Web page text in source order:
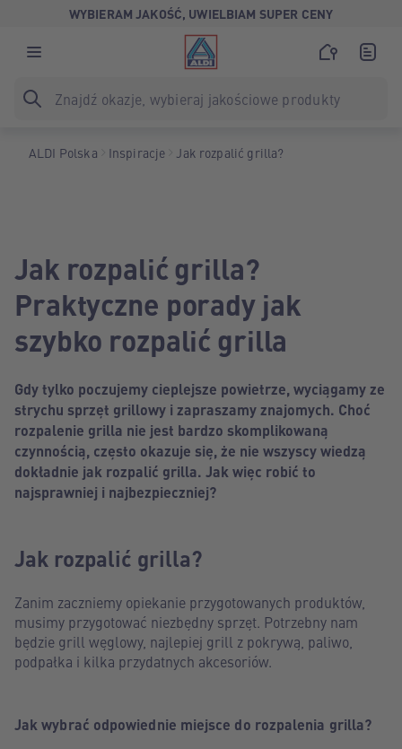
WYBIERAM JAKOŚĆ, UWIELBIAM SUPER CENY
ALDI Polska Inspiracje Jak rozpalić grilla?
Jak rozpalić grilla?
Praktyczne porady jak
szybko rozpalić grilla
Gdy tylko poczujemy cieplejsze powietrze, wyciągamy ze
strychu sprzęt grillowy i zapraszamy znajomych. Choć
rozpalenie grilla nie jest bardzo skomplikowaną
czynnością, często okazuje się, że nie wszyscy wiedzą
dokładnie jak rozpalić grilla. Jak więc robić to
najsprawniej i najbezpieczniej?
Jak rozpalić grilla?
Zanim zaczniemy opiekanie przygotowanych produktów,
musimy przygotować niezbędny sprzęt. Potrzebny nam
będzie grill węglowy, najlepiej grill z pokrywą, paliwo,
podpałka i kilka przydatnych akcesoriów.
Jak wybrać odpowiednie miejsce do rozpalenia grilla?